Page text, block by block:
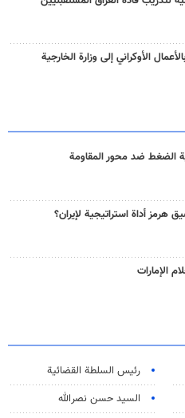
الأوكراني إلى وزارة الخارجية
الضغط ضد محور المقاومة
هرمز أداة استراتيجية لإيران؟
الإمارات
رئیس السلطة القضائیة
السيد حسن نصرالله